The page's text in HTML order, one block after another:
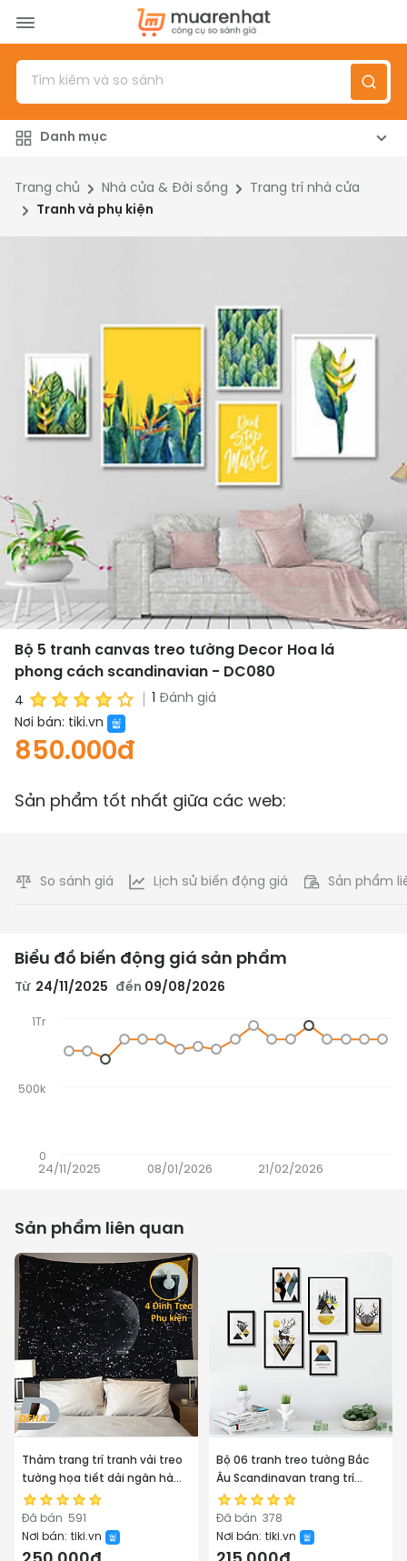
Menu
Sản phẩm
Đánh giá sản phẩm
Danh mục
Trang chủ Nhà cửa & Đời sống
Trang trí nhà cửa
Tranh và phụ kiện
Bộ 5 tranh canvas treo tường Decor Hoa lá
phong cách scandinavian - DC080
4 1 Đánh giá
Nơi bán: tiki.vn
850.000đ
Sản phẩm tốt nhất giữa các web:
So sánh giá Lịch sử biến động giá Sản phẩm
Biểu đồ biến động giá sản phẩm
Từ 24/11/2025 đến 09/08/2026
0
500k
1Tr
24/11/2025 08/01/2026 21/02/2026
Sản phẩm liên quan
Thảm trang trí tranh vải treo
tường họa tiết dải ngân hà
bầu trời sao decor phòng nhà
cửa, dán tường, cạnh giường
Đã bán 591
Nơi bán: tiki.vn
Bộ 06 tranh treo tường Bắc
Âu Scandinavan trang trí
phòng khách, phòng ngủ -
Tặng kèm đinh ba chân
chuyên dụng treo tranh
Đã bán 378
Nơi bán: tiki.vn